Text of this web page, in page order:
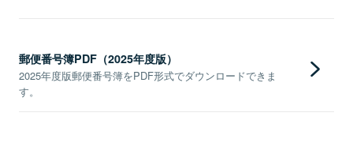
郵便番号簿PDF（2025年度版）
2025年度版郵便番号簿をPDF形式でダウンロードできま
す。